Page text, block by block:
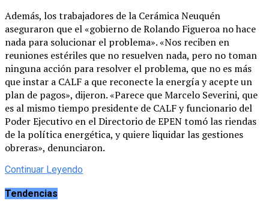
Además, los trabajadores de la Cerámica Neuquén
aseguraron que el «gobierno de Rolando Figueroa no hace
nada para solucionar el problema». «Nos reciben en
reuniones estériles que no resuelven nada, pero no toman
ninguna acción para resolver el problema, que no es más
que instar a CALF a que reconecte la energía y acepte un
plan de pagos», dijeron. «Parece que Marcelo Severini, que
es al mismo tiempo presidente de CALF y funcionario del
Poder Ejecutivo en el Directorio de EPEN tomó las riendas
de la política energética, y quiere liquidar las gestiones
obreras», denunciaron.
Continuar Leyendo
Tendencias